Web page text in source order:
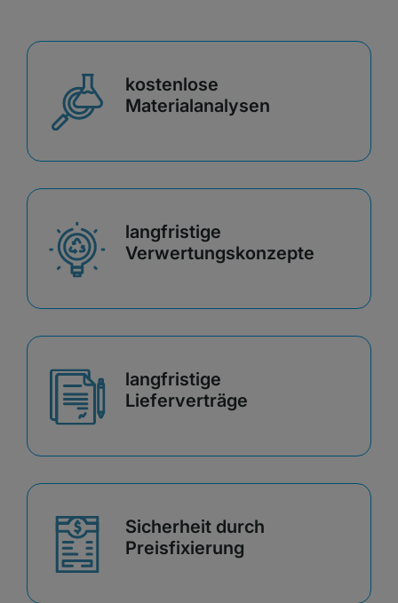
kostenlose
Materialanalysen
langfristige
Verwertungskonzepte
langfristige
Lieferverträge
Sicherheit durch
Preisfixierung